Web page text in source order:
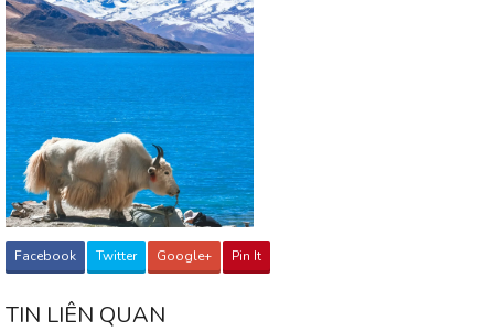
Facebook Twitter Google+ Pin It
TIN LIÊN QUAN